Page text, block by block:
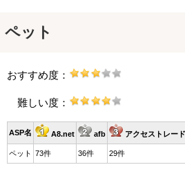
ペット
おすすめ度：
難しい度：
ASP名 A8.net afb アクセストレード
ペット 73件 36件 29件